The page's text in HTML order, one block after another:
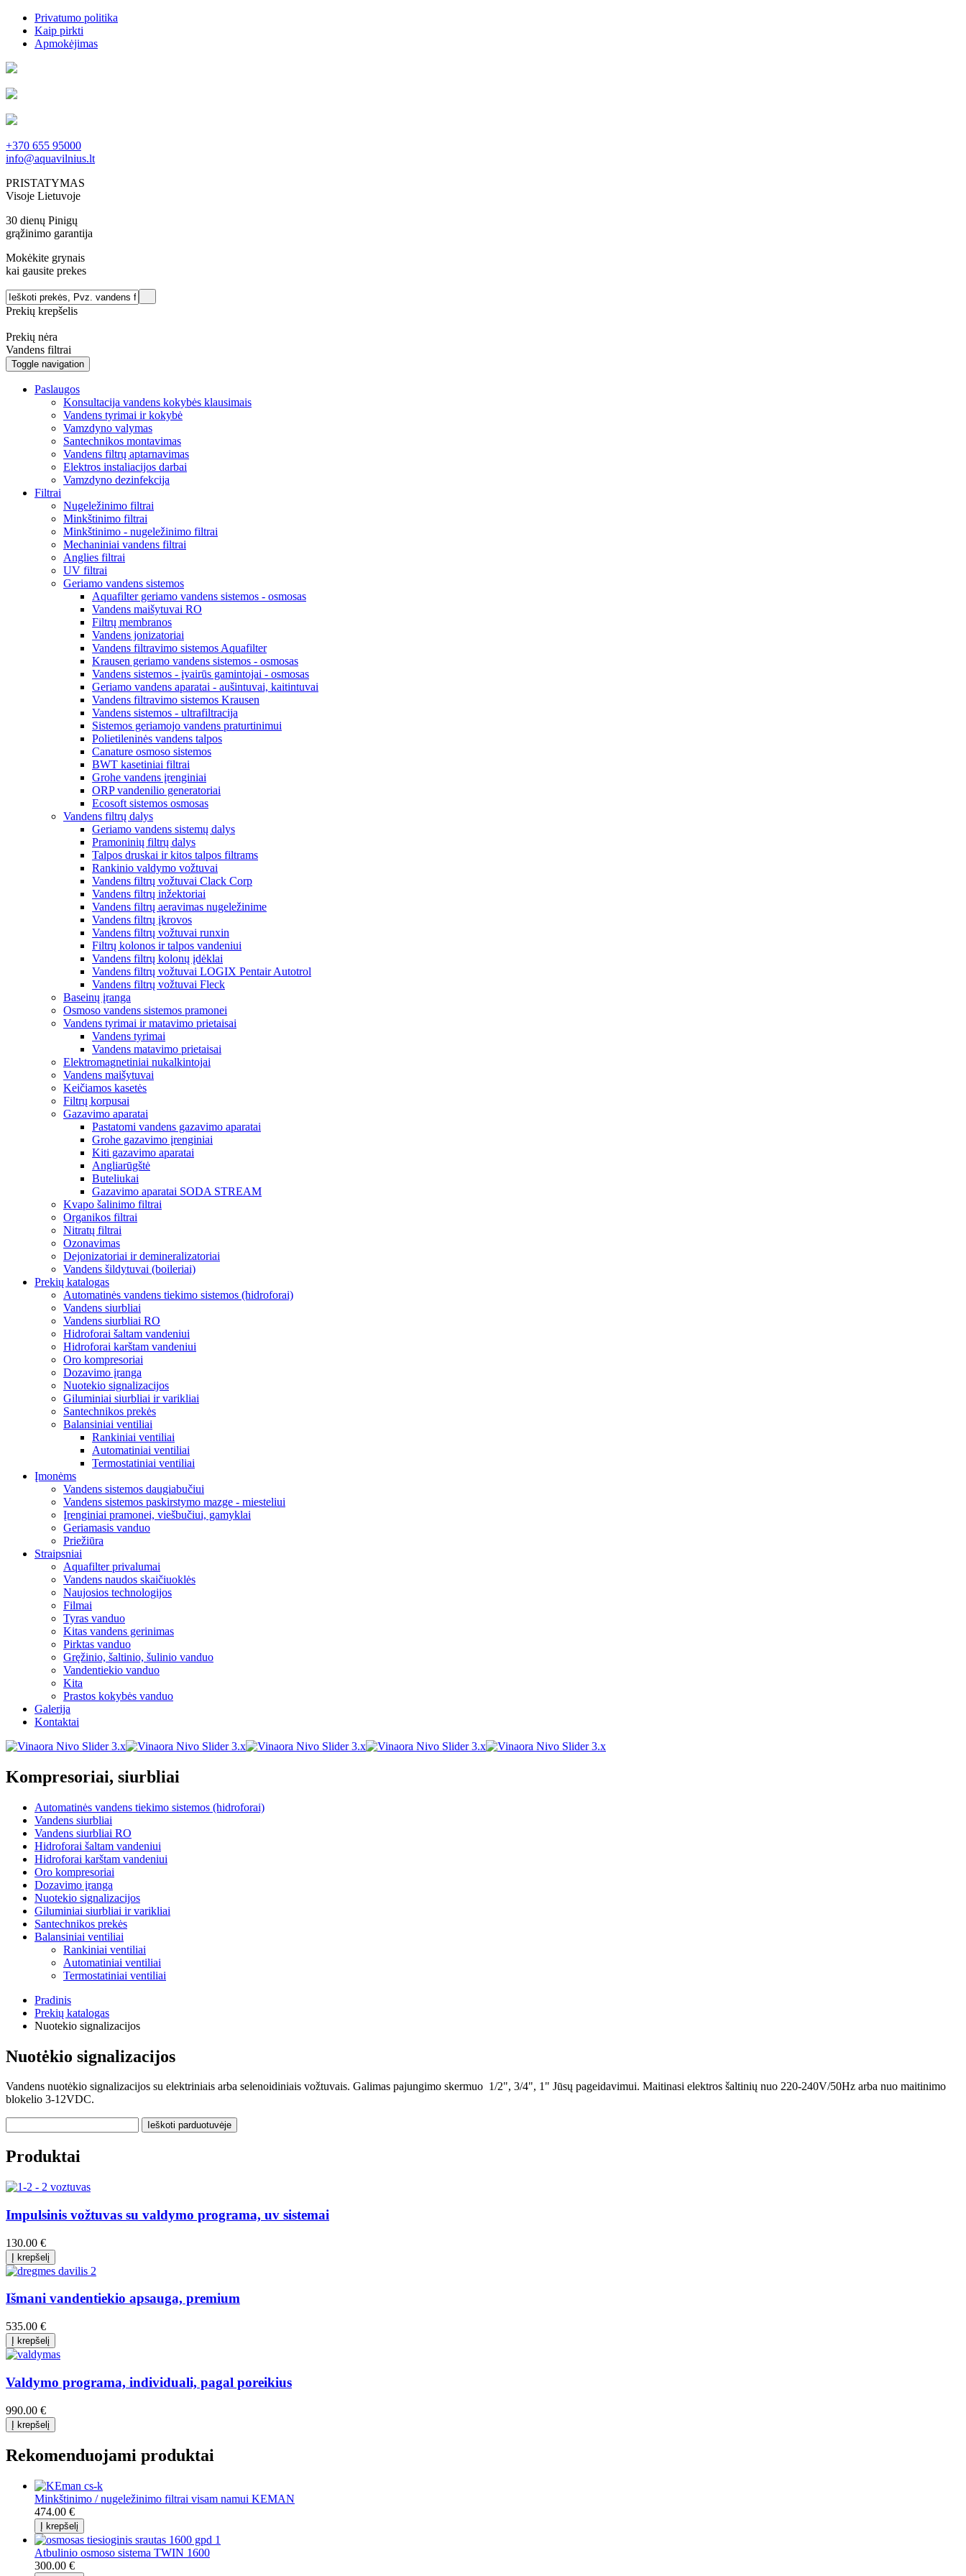
Privatumo politika
Kaip pirkti
Apmokėjimas
+370 655 95000
info@aquavilnius.lt
PRISTATYMAS
Visoje Lietuvoje
30 dienų Pinigų
grąžinimo garantija
Mokėkite grynais
kai gausite prekes
Prekių krepšelis
Prekių nėra
Vandens filtrai
Toggle navigation
Paslaugos
Konsultacija vandens kokybės klausimais
Vandens tyrimai ir kokybė
Vamzdyno valymas
Santechnikos montavimas
Vandens filtrų aptarnavimas
Elektros instaliacijos darbai
Vamzdyno dezinfekcija
Filtrai
Nugeležinimo filtrai
Minkštinimo filtrai
Minkštinimo - nugeležinimo filtrai
Mechaniniai vandens filtrai
Anglies filtrai
UV filtrai
Geriamo vandens sistemos
Aquafilter geriamo vandens sistemos - osmosas
Vandens maišytuvai RO
Filtrų membranos
Vandens jonizatoriai
Vandens filtravimo sistemos Aquafilter
Krausen geriamo vandens sistemos - osmosas
Vandens sistemos - įvairūs gamintojai - osmosas
Geriamo vandens aparatai - aušintuvai, kaitintuvai
Vandens filtravimo sistemos Krausen
Vandens sistemos - ultrafiltracija
Sistemos geriamojo vandens praturtinimui
Polietileninės vandens talpos
Canature osmoso sistemos
BWT kasetiniai filtrai
Grohe vandens įrenginiai
ORP vandenilio generatoriai
Ecosoft sistemos osmosas
Vandens filtrų dalys
Geriamo vandens sistemų dalys
Pramoninių filtrų dalys
Talpos druskai ir kitos talpos filtrams
Rankinio valdymo vožtuvai
Vandens filtrų vožtuvai Clack Corp
Vandens filtrų inžektoriai
Vandens filtrų aeravimas nugeležinime
Vandens filtrų įkrovos
Vandens filtrų vožtuvai runxin
Filtrų kolonos ir talpos vandeniui
Vandens filtrų kolonų įdėklai
Vandens filtrų vožtuvai LOGIX Pentair Autotrol
Vandens filtrų vožtuvai Fleck
Baseinų įranga
Osmoso vandens sistemos pramonei
Vandens tyrimai ir matavimo prietaisai
Vandens tyrimai
Vandens matavimo prietaisai
Elektromagnetiniai nukalkintojai
Vandens maišytuvai
Keičiamos kasetės
Filtrų korpusai
Gazavimo aparatai
Pastatomi vandens gazavimo aparatai
Grohe gazavimo įrenginiai
Kiti gazavimo aparatai
Angliarūgštė
Buteliukai
Gazavimo aparatai SODA STREAM
Kvapo šalinimo filtrai
Organikos filtrai
Nitratų filtrai
Ozonavimas
Dejonizatoriai ir demineralizatoriai
Vandens šildytuvai (boileriai)
Prekių katalogas
Automatinės vandens tiekimo sistemos (hidroforai)
Vandens siurbliai
Vandens siurbliai RO
Hidroforai šaltam vandeniui
Hidroforai karštam vandeniui
Oro kompresoriai
Dozavimo įranga
Nuotekio signalizacijos
Giluminiai siurbliai ir varikliai
Santechnikos prekės
Balansiniai ventiliai
Rankiniai ventiliai
Automatiniai ventiliai
Termostatiniai ventiliai
Įmonėms
Vandens sistemos daugiabučiui
Vandens sistemos paskirstymo mazge - miesteliui
Įrenginiai pramonei, viešbučiui, gamyklai
Geriamasis vanduo
Priežiūra
Straipsniai
Aquafilter privalumai
Vandens naudos skaičiuoklės
Naujosios technologijos
Filmai
Tyras vanduo
Kitas vandens gerinimas
Pirktas vanduo
Gręžinio, šaltinio, šulinio vanduo
Vandentiekio vanduo
Kita
Prastos kokybės vanduo
Galerija
Kontaktai
Kompresoriai, siurbliai
Automatinės vandens tiekimo sistemos (hidroforai)
Vandens siurbliai
Vandens siurbliai RO
Hidroforai šaltam vandeniui
Hidroforai karštam vandeniui
Oro kompresoriai
Dozavimo įranga
Nuotekio signalizacijos
Giluminiai siurbliai ir varikliai
Santechnikos prekės
Balansiniai ventiliai
Rankiniai ventiliai
Automatiniai ventiliai
Termostatiniai ventiliai
Pradinis
Prekių katalogas
Nuotekio signalizacijos
Nuotėkio signalizacijos
Vandens nuotėkio signalizacijos su elektriniais arba selenoidiniais vožtuvais. Galimas pajungimo skermuo 1/2", 3/4", 1" Jūsų pageidavimui. Maitinasi elektros šaltinių nuo 220-240V/50Hz arba nuo maitinimo
blokelio 3-12VDC.
Produktai
Impulsinis vožtuvas su valdymo programa, uv sistemai
130.00 €
Išmani vandentiekio apsauga, premium
535.00 €
Valdymo programa, individuali, pagal poreikius
990.00 €
Rekomenduojami produktai
Minkštinimo / nugeležinimo filtrai visam namui KEMAN
474.00 €
Atbulinio osmoso sistema TWIN 1600
300.00 €